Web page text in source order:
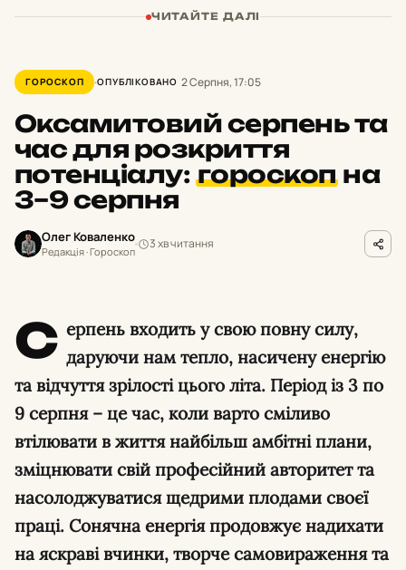
ЧИТАЙТЕ ДАЛІ
ГОРОСКОП ОПУБЛІКОВАНО 2 Серпня, 17:05
Оксамитовий серпень та
час для розкриття
потенціалу: гороскопна
3–9 серпня
Олег Коваленко
Редакція · Гороскоп
3 хв читання
С ерпень входить у свою повну силу,
даруючи нам тепло, насичену енергію
та відчуття зрілості цього літа. Період із 3 по
9 серпня – це час, коли варто сміливо
втілювати в життя найбільш амбітні плани,
зміцнювати свій професійний авторитет та
насолоджуватися щедрими плодами своєї
праці. Сонячна енергія продовжує надихати
на яскраві вчинки, творче самовираження та